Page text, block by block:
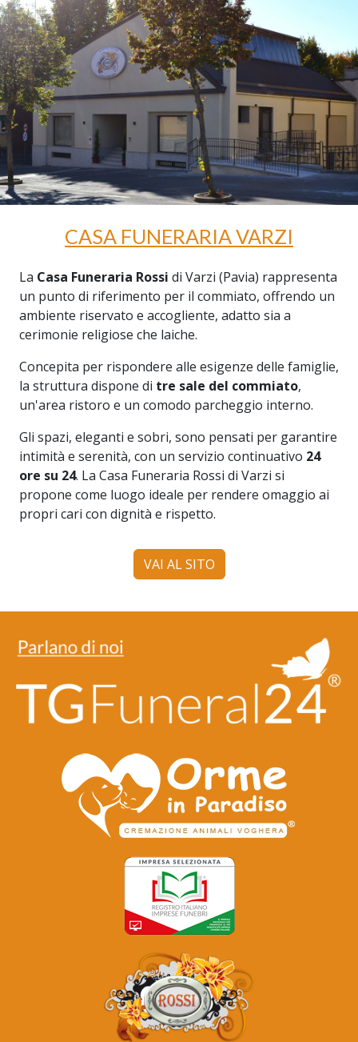
CASA FUNERARIA VARZI
La Casa Funeraria Rossi di Varzi (Pavia) rappresenta
un punto di riferimento per il commiato, offrendo un
ambiente riservato e accogliente, adatto sia a
cerimonie religiose che laiche.
Concepita per rispondere alle esigenze delle famiglie,
la struttura dispone di tre sale del commiato,
un'area ristoro e un comodo parcheggio interno.
Gli spazi, eleganti e sobri, sono pensati per garantire
intimità e serenità, con un servizio continuativo 24
ore su 24. La Casa Funeraria Rossi di Varzi si
propone come luogo ideale per rendere omaggio ai
propri cari con dignità e rispetto.
VAI AL SITO